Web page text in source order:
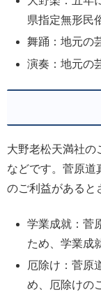
県指定無形民
舞踊：地元の
演奏：地元の
大野老松天満社の
などです。菅原道
のご利益があると
学業成就：菅
ため、学業成
厄除け：菅原
め、厄除けの